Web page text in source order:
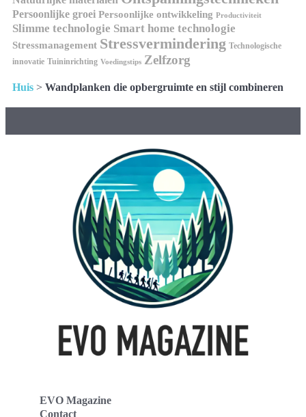
Persoonlijke groei Persoonlijke ontwikkeling Productiviteit
Slimme technologie Smart home technologie
Stressmanagement Stressvermindering Technologische
innovatie Tuininrichting Voedingstips Zelfzorg
Huis > Wandplanken die opbergruimte en stijl combineren
EVO Magazine
Contact